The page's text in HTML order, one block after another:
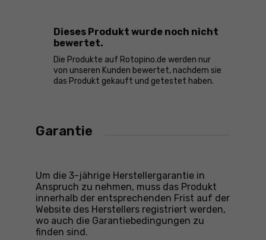
Dieses Produkt wurde noch nicht
bewertet.
Die Produkte auf Rotopino.de werden nur
von unseren Kunden bewertet, nachdem sie
das Produkt gekauft und getestet haben.
Garantie
Um die 3-jährige Herstellergarantie in
Anspruch zu nehmen, muss das Produkt
innerhalb der entsprechenden Frist auf der
Website des Herstellers registriert werden,
wo auch die Garantiebedingungen zu
finden sind.